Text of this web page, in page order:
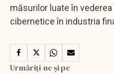
măsurilor luate în
cibernetice în industria
Urmăriți-ne și pe